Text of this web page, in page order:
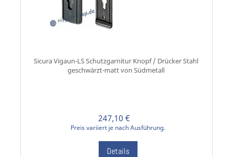
Sicura Vigaun-LS Schutzgarnitur Knopf / Drücker Stahl
geschwärzt-matt von Südmetall
247,10 €
Preis variiert je nach Ausführung.
Details